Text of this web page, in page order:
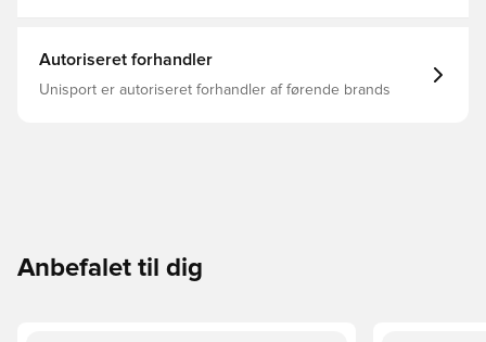
Autoriseret forhandler
Unisport er autoriseret forhandler af førende brands
Anbefalet til dig